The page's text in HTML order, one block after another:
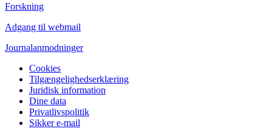
Forskning
Adgang til webmail
Journalanmodninger
Cookies
Tilgængelighedserklæring
Juridisk information
Dine data
Privatlivspolitik
Sikker e-mail